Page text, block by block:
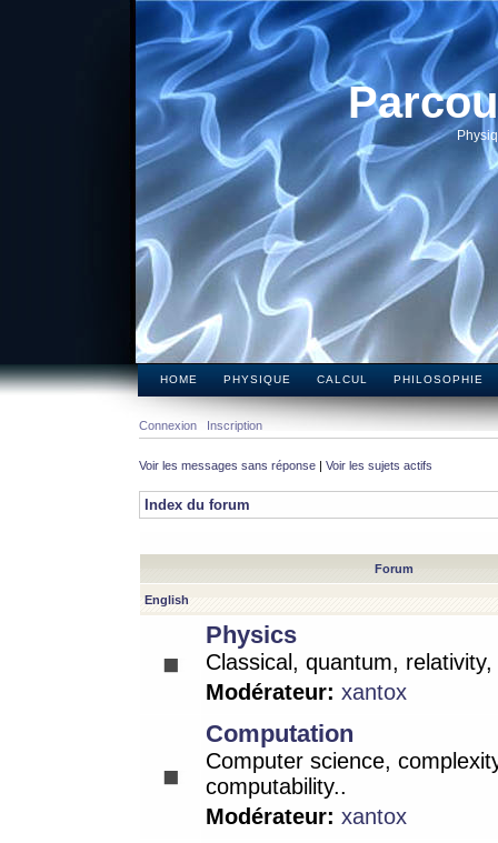
HOME PHYSIQUE CALCUL PHILOSOPHIE
Connexion Inscription
Voir les messages sans réponse | Voir les sujets actifs
Index du forum
Forum
English
Physics
Classical, quantum,
Modérateur: xantox
Computation
Computer science,
computability..
Modérateur: xantox